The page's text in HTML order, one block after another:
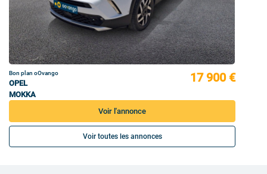
Bon plan oOvango
OPEL
MOKKA
17 900 €
Voir l'annonce
Voir toutes les annonces